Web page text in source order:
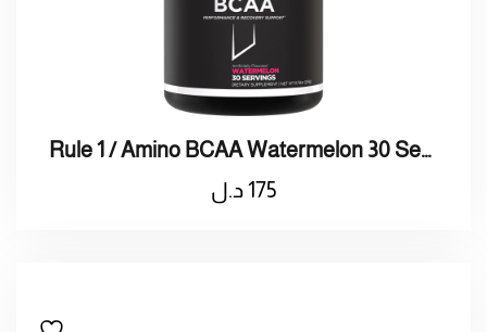
Rule 1 / Amino BCAA Watermelon 30 Serving / رول 1 / امينو 30 حصة
175د.ل